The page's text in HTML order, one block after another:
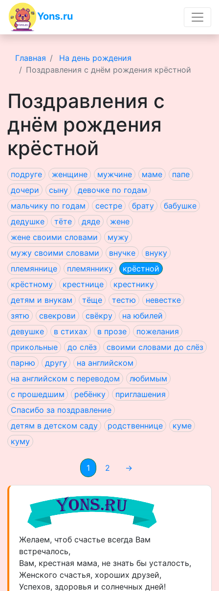
Yons.ru
Главная
На день рождения
Поздравления с днём рождения крёстной
Поздравления с
днём рождения
крёстной
подруге женщине мужчине маме
папе
дочери
сыну
девочке по годам
мальчику по годам
сестре брату
бабушке
дедушке
тёте дяде
жене
жене своими словами
мужу
мужу своими словами
внучке
внуку
племяннице
племяннику
крёстной
крёстному
крестнице
крестнику
детям и внукам
тёще тестю
невестке
зятю
свекрови свёкру
на юбилей
девушке
в стихах в прозе
пожелания
прикольные
до слёз
своими словами до слёз
парню
другу
на английском
на английском с переводом
любимым
с прошедшим
ребёнку
приглашения
Спасибо за поздравление
детям в детском саду
родственнице
куме
куму
1 2 →
Желаем, чтоб счастье всегда Вам
встречалось,
Вам, крестная мама, не знать бы усталость,
Женского счастья, хороших друзей,
Успехов, здоровья и солнечных дней!